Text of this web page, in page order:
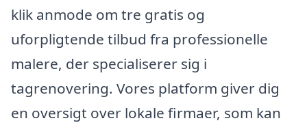
klik anmode om tre gratis og
uforpligtende tilbud fra professionelle
malere, der specialiserer sig i
tagrenovering. Vores platform giver dig
en oversigt over lokale firmaer, som kan